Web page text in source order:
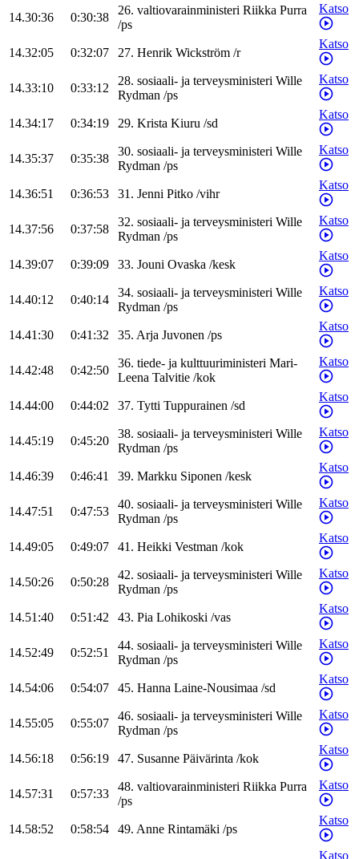
14.30:36 0:30:38
26. valtiovarainministeri Riikka Purra
/ps
Katso
14.32:05 0:32:07 27. Henrik Wickström /r
Katso
14.33:10 0:33:12
28. sosiaali- ja terveysministeri Wille
Rydman /ps
Katso
14.34:17 0:34:19 29. Krista Kiuru /sd
Katso
14.35:37 0:35:38
30. sosiaali- ja terveysministeri Wille
Rydman /ps
Katso
14.36:51 0:36:53 31. Jenni Pitko /vihr
Katso
14.37:56 0:37:58
32. sosiaali- ja terveysministeri Wille
Rydman /ps
Katso
14.39:07 0:39:09 33. Jouni Ovaska /kesk
Katso
14.40:12 0:40:14
34. sosiaali- ja terveysministeri Wille
Rydman /ps
Katso
14.41:30 0:41:32 35. Arja Juvonen /ps
Katso
14.42:48 0:42:50
36. tiede- ja kulttuuriministeri Mari-
Leena Talvitie /kok
Katso
14.44:00 0:44:02 37. Tytti Tuppurainen /sd
Katso
14.45:19 0:45:20
38. sosiaali- ja terveysministeri Wille
Rydman /ps
Katso
14.46:39 0:46:41 39. Markku Siponen /kesk
Katso
14.47:51 0:47:53
40. sosiaali- ja terveysministeri Wille
Rydman /ps
Katso
14.49:05 0:49:07 41. Heikki Vestman /kok
Katso
14.50:26 0:50:28
42. sosiaali- ja terveysministeri Wille
Rydman /ps
Katso
14.51:40 0:51:42 43. Pia Lohikoski /vas
Katso
14.52:49 0:52:51
44. sosiaali- ja terveysministeri Wille
Rydman /ps
Katso
14.54:06 0:54:07 45. Hanna Laine-Nousimaa /sd
Katso
14.55:05 0:55:07
46. sosiaali- ja terveysministeri Wille
Rydman /ps
Katso
14.56:18 0:56:19 47. Susanne Päivärinta /kok
Katso
14.57:31 0:57:33
48. valtiovarainministeri Riikka Purra
/ps
Katso
14.58:52 0:58:54 49. Anne Rintamäki /ps
Katso
Katso